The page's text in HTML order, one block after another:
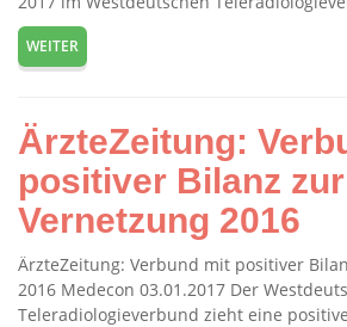
WEITER
ÄrzteZeitung:
positiver Bilanz zur
Vernetzung 2016
ÄrzteZeitung: Verbund mit positiver
2016 Medecon 03.01.2017 Der
Teleradiologieverbund zieht eine